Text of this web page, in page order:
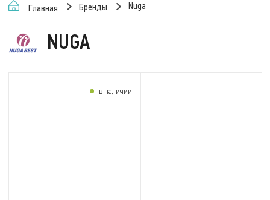
Главная Бренды Nuga
NUGA
в наличии